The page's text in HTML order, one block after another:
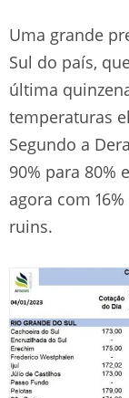
Uma grande
Sul do país,
última
temperaturas
Segundo a
90% para 80%
agora com
ruins.